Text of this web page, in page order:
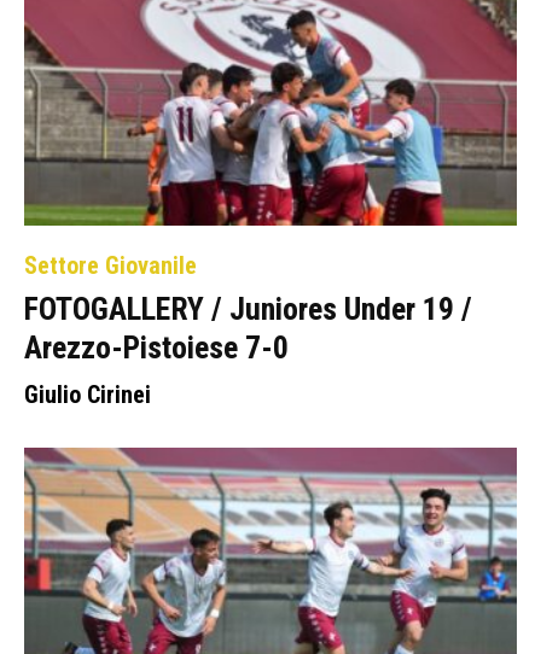
Settore Giovanile
FOTOGALLERY / Juniores Under 19 /
Arezzo-Pistoiese 7-0
Giulio Cirinei